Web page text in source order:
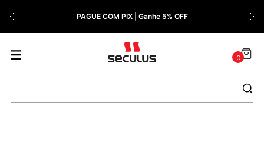
PAGUE COM PIX | Ganhe 5% OFF
0
9º